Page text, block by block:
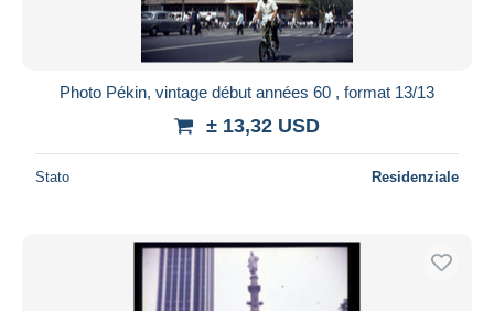
Photo Pékin, vintage début années 60 , format 13/13
± 13,32 USD
Stato Residenziale